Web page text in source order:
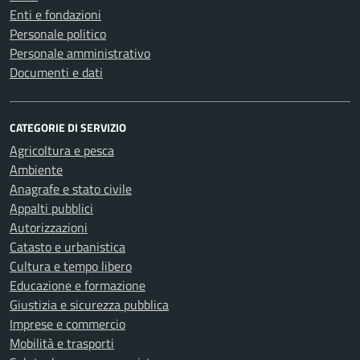
Enti e fondazioni
Personale politico
Personale amministrativo
Documenti e dati
CATEGORIE DI SERVIZIO
Agricoltura e pesca
Ambiente
Anagrafe e stato civile
Appalti pubblici
Autorizzazioni
Catasto e urbanistica
Cultura e tempo libero
Educazione e formazione
Giustizia e sicurezza pubblica
Imprese e commercio
Mobilità e trasporti